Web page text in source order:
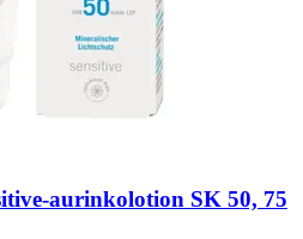
​aurinkolotion SK 50, 75